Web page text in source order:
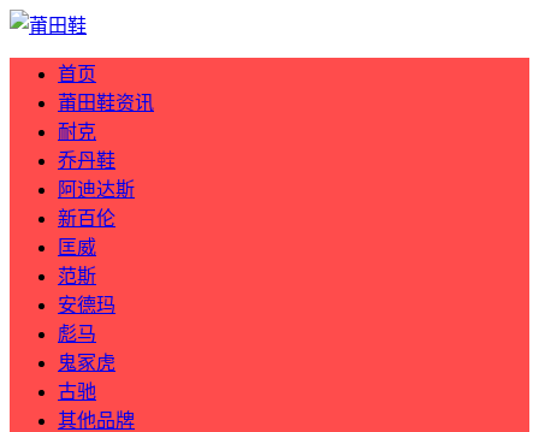
首页
莆田鞋资讯
耐克
乔丹鞋
阿迪达斯
新百伦
匡威
范斯
安德玛
彪马
鬼冢虎
古驰
其他品牌